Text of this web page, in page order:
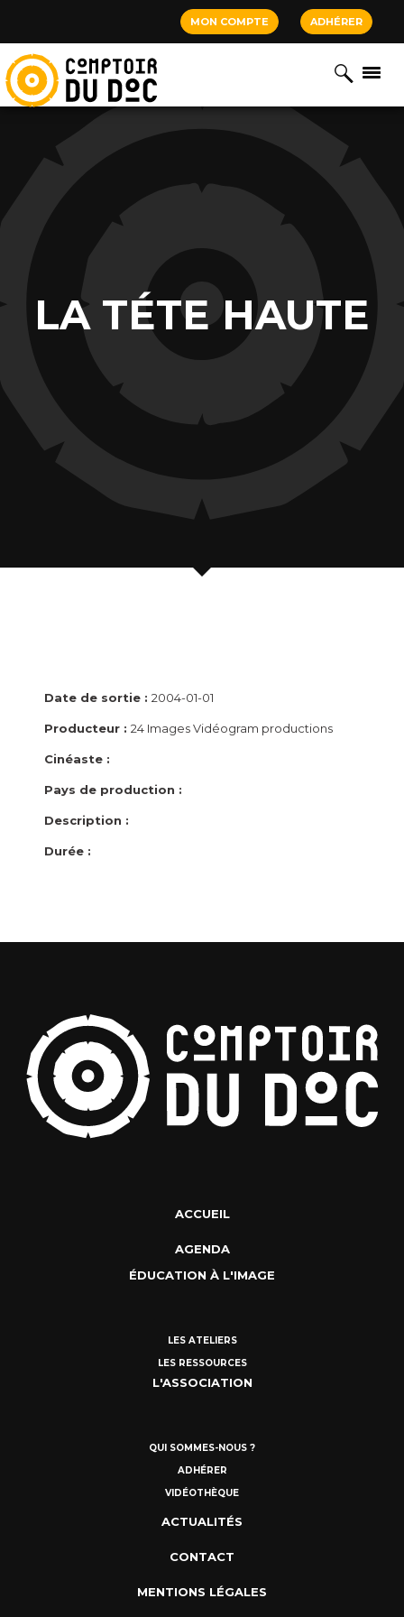
MON COMPTE ADHÉRER
LA TÉTE HAUTE
Date de sortie : 2004-01-01
Producteur : 24 Images Vidéogram productions
Cinéaste :
Pays de production :
Description :
Durée :
ACCUEIL
AGENDA
ÉDUCATION À L'IMAGE
LES ATELIERS
LES RESSOURCES
L'ASSOCIATION
QUI SOMMES-NOUS ?
ADHÉRER
VIDÉOTHÈQUE
ACTUALITÉS
CONTACT
MENTIONS LÉGALES
Cookies management panel